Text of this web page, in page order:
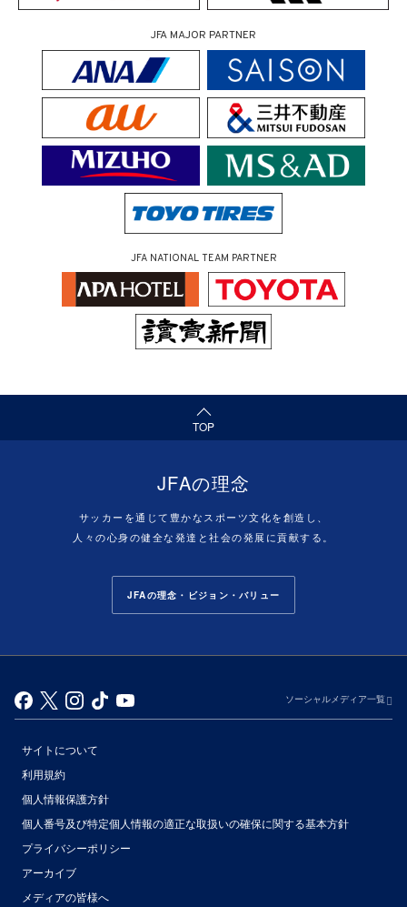
JFA MAJOR PARTNER
JFA NATIONAL TEAM PARTNER
TOP
（ページの先頭へ）
JFAの理念
サッカーを通じて豊かなスポーツ文化を創造し、
人々の心身の健全な発達と社会の発展に貢献する。
JFAの理念・ビジョン・バリュー
ソーシャルメディア一覧
サイトについて
利用規約
個人情報保護方針
個人番号及び特定個人情報の適正な取扱いの確保に関する基本方針
プライバシーポリシー
アーカイブ
メディアの皆様へ